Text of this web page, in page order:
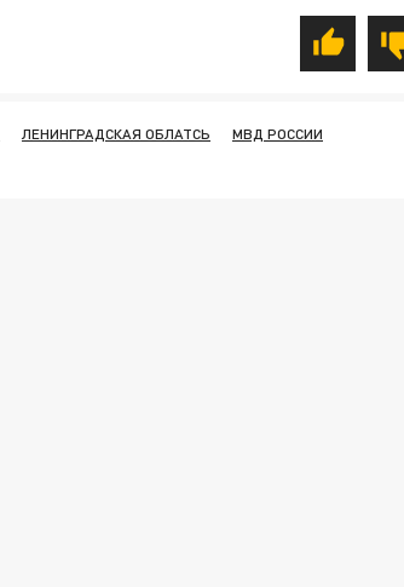
ЛЕНИНГРАДСКАЯ ОБЛАТСЬ
МВД РОССИИ